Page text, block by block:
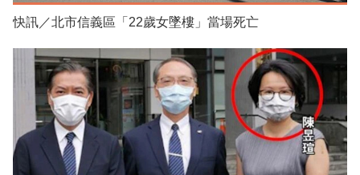
快訊／北市信義區「22歲女墜樓」當場死亡